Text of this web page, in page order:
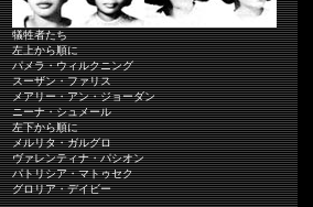
犠牲者たち
左上から順に
パメラ・ウィルクニング
スーザン・ファリス
メアリー・アン・ジョーダン
ニーナ・シュメール
左下から順に
メルリタ・ガルグロ
ヴァレンティナ・パシオン
パトリシア・マトゥセク
グロリア・デイビー